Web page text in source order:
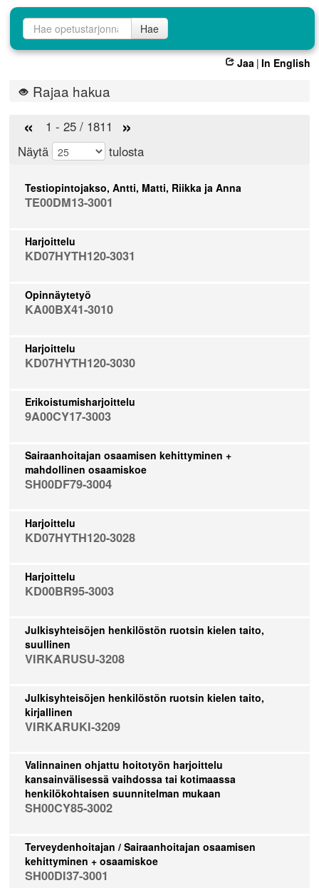
Opetustarjontahaku
Hae
Jaa | In English
Rajaa hakua
« 1 - 25 / 1811 »
Näytä tulosta
Testiopintojakso, Antti, Matti, Riikka ja Anna
TE00DM13-3001
Harjoittelu
KD07HYTH120-3031
Opinnäytetyö
KA00BX41-3010
Harjoittelu
KD07HYTH120-3030
Erikoistumisharjoittelu
9A00CY17-3003
Sairaanhoitajan osaamisen kehittyminen +
mahdollinen osaamiskoe
SH00DF79-3004
Harjoittelu
KD07HYTH120-3028
Harjoittelu
KD00BR95-3003
Julkisyhteisöjen henkilöstön ruotsin kielen taito,
suullinen
VIRKARUSU-3208
Julkisyhteisöjen henkilöstön ruotsin kielen taito,
kirjallinen
VIRKARUKI-3209
Valinnainen ohjattu hoitotyön harjoittelu
kansainvälisessä vaihdossa tai kotimaassa
henkilökohtaisen suunnitelman mukaan
SH00CY85-3002
Terveydenhoitajan / Sairaanhoitajan osaamisen
kehittyminen + osaamiskoe
SH00DI37-3001